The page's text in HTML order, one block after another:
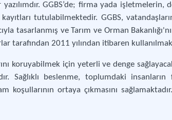
GGBS’de; firma yada işletmelerin,
tutulabilmektedir. GGBS,
tasarlanmış ve Tarım ve Orman
tarafından 2011 yılından itibaren
koruyabilmek için yeterli ve denge
Sağlıklı beslenme, toplumdaki insanların
koşullarının ortaya çıkmasını